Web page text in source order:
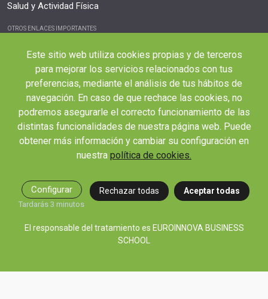
Salud y Actividad Física
OTROS ENLACES IMPORTANTES
Webinars y podcast
Revista Innovación Educativa
Contexto Educativo
Desistir contrato aquí
Tienes 14 días desde tu matriculación para cancelar sin coste y recibir el
reembolso completo.
Este sitio web utiliza cookies propias y de terceros
para mejorar los servicios relacionados con tus
preferencias, mediante el análisis de tus hábitos de
navegación. En caso de que rechace las cookies, no
podremos asegurarle el correcto funcionamiento de las
distintas funcionalidades de nuestra página web. Puede
obtener más información y cambiar su configuración en
nuestra política de cookies.
Configurar
Tardarás 3 minutos
Rechazar todas Aceptar todas
El responsable del tratamiento es EUROINNOVA BUSINESS
SCHOOL